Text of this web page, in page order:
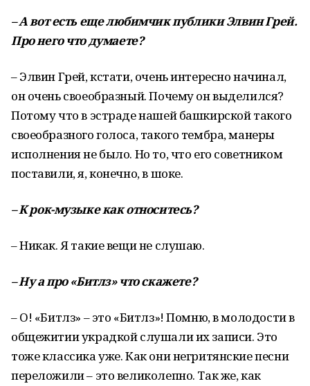
–Авотесть ещелюбимчикпублики ЭлвинГрей.
Пронего чтодумаете?
– Элвин Грей, кстати, очень интересно начинал,
он очень своеобразный. Почему он выделился?
Потому что в эстраде нашей башкирской такого
своеобразного голоса, такого тембра, манеры
исполнения не было. Но то, что его советником
поставили, я, конечно, в шоке.
–Крок-музыкекакотноситесь?
– Никак. Я такие вещи не слушаю.
–Нуапро«Битлз»чтоскажете?
– О! «Битлз» – это «Битлз»! Помню, в молодости в
общежитии украдкой слушали их записи. Это
тоже классика уже. Как они негритянские песни
переложили – это великолепно. Так же, как